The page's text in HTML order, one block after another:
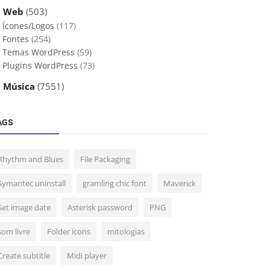
Web (503)
Ícones/Logos (117)
Fontes (254)
Temas WordPress (59)
Plugins WordPress (73)
Música (7551)
and Blues File Packaging
uninstall gramling chic font Maverick
image date Asterisk password PNG
livre Folder icons mitologias
subtitle Midi player